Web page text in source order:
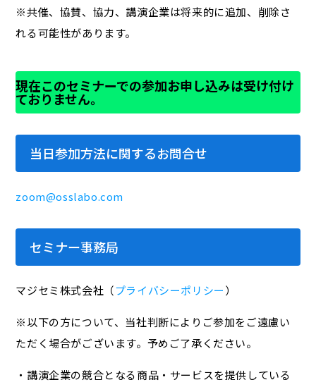
※共催、協賛、協力、講演企業は将来的に追加、削除さ
れる可能性があります。
現在このセミナーでの参加お申し込みは受け付け
ておりません。
当日参加方法に関するお問合せ
zoom@osslabo.com
セミナー事務局
マジセミ株式会社（プライバシーポリシー）
※以下の方について、当社判断によりご参加をご遠慮い
ただく場合がございます。予めご了承ください。
・講演企業の競合となる商品・サービスを提供している